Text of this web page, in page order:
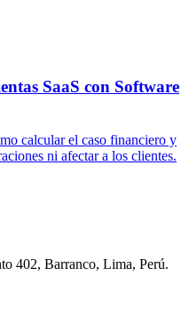
SaaS con Software
calcular el caso financiero y
ni afectar a los clientes.
402, Barranco, Lima, Perú.